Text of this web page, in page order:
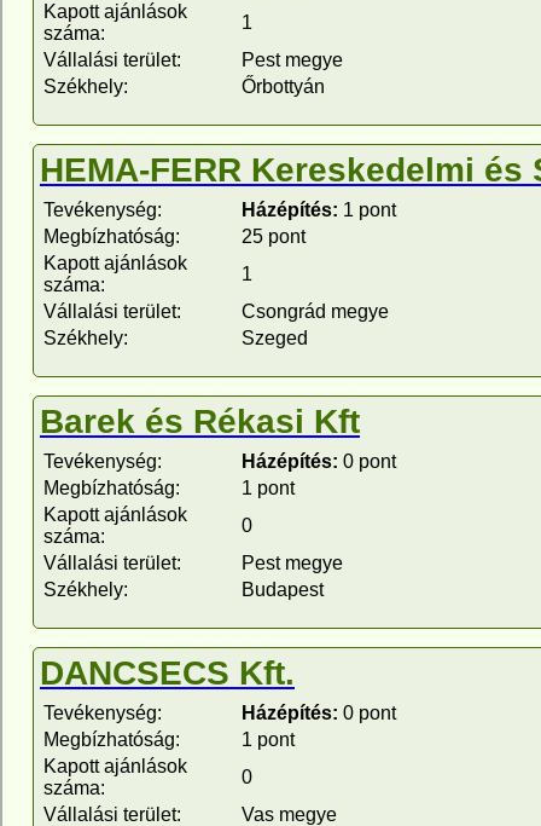
Kapott ajánlások
száma:
1
Vállalási terület:
Pest megye
Székhely:
Őrbottyán
HEMA-FERR Kereskedelmi és
Tevékenység: Házépítés: 1 pont
Megbízhatóság:
25 pont
Kapott ajánlások
száma:
1
Vállalási terület:
Csongrád megye
Székhely:
Szeged
Barek és Rékasi Kft
Tevékenység: Házépítés: 0 pont
Megbízhatóság:
1 pont
Kapott ajánlások
száma:
0
Vállalási terület:
Pest megye
Székhely:
Budapest
DANCSECS Kft.
Tevékenység: Házépítés: 0 pont
Megbízhatóság:
1 pont
Kapott ajánlások
száma:
0
Vállalási terület:
Vas megye